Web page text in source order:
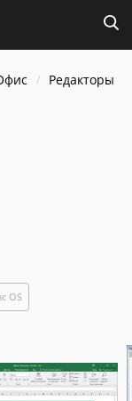
Редакторы
OS